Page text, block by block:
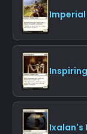
Ixalan's